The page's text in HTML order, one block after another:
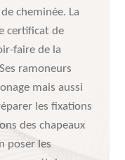
cheminée. La
certificat de
faire de la
ramoneurs
mais aussi
les fixations
des chapeaux
poser les